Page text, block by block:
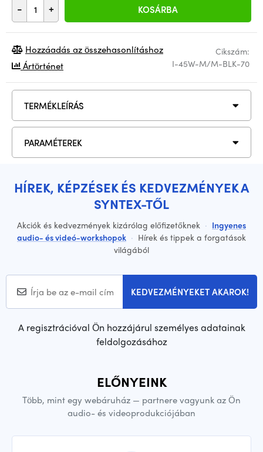
- + KOSÁRBA
Cikszám:
I-45W-M/M-BLK-70
Hozzáadás az összehasonlításhoz
Ártörténet
TERMÉKLEÍRÁS
PARAMÉTEREK
HÍREK, KÉPZÉSEK ÉS KEDVEZMÉNYEK A
SYNTEX-TŐL
Akciók és kedvezmények kizárólag előfizetőknek · Ingyenes
audio- és videó-workshopok · Hírek és tippek a forgatások
világából
KEDVEZMÉNYEKET AKAROK!
A regisztrációval Ön hozzájárul személyes adatainak
feldolgozásához
ELŐNYEINK
Több, mint egy webáruház — partnere vagyunk az Ön
audio- és videoprodukciójában